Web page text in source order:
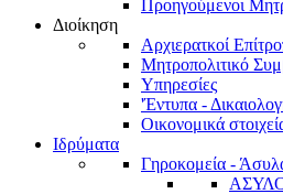
Προηγούμενοι
Διοίκηση
Αρχιερατκοί
Μητροπολιτικό
Υπηρεσίες
'Έντυπα -
Οικονομικά
Ιδρύματα
Γηροκομεία -